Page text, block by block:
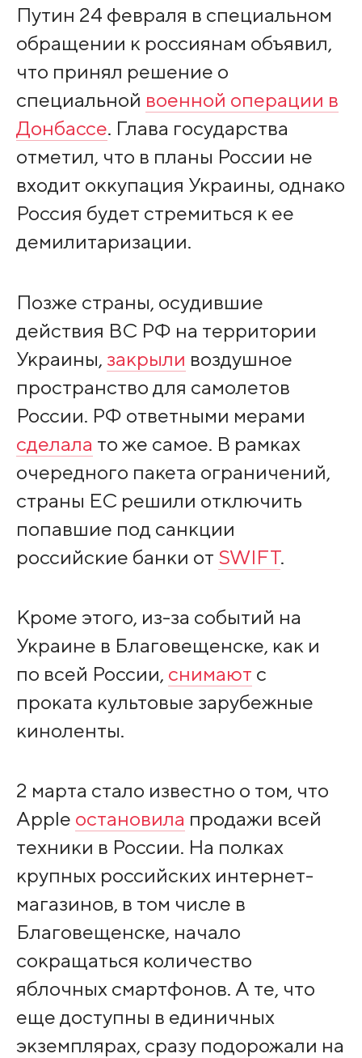
Путин 24 февраля в специальном
обращении к россиянам объявил,
что принял решение о
специальной военной операции в
Донбассе. Глава государства
отметил, что в планы России не
входит оккупация Украины, однако
Россия будет стремиться к ее
демилитаризации.
Позже страны, осудившие
действия ВС РФ на территории
Украины, закрыли воздушное
пространство для самолетов
России. РФ ответными мерами
сделала то же самое. В рамках
очередного пакета ограничений,
страны ЕС решили отключить
попавшие под санкции
российские банки от SWIFT.
Кроме этого, из-за событий на
Украине в Благовещенске, как и
по всей России, снимают с
проката культовые зарубежные
киноленты.
2 марта стало известно о том, что
Apple остановила продажи всей
техники в России. На полках
крупных российских интернет-
магазинов, в том числе в
Благовещенске, начало
сокращаться количество
яблочных смартфонов. А те, что
еще доступны в единичных
экземплярах, сразу подорожали на